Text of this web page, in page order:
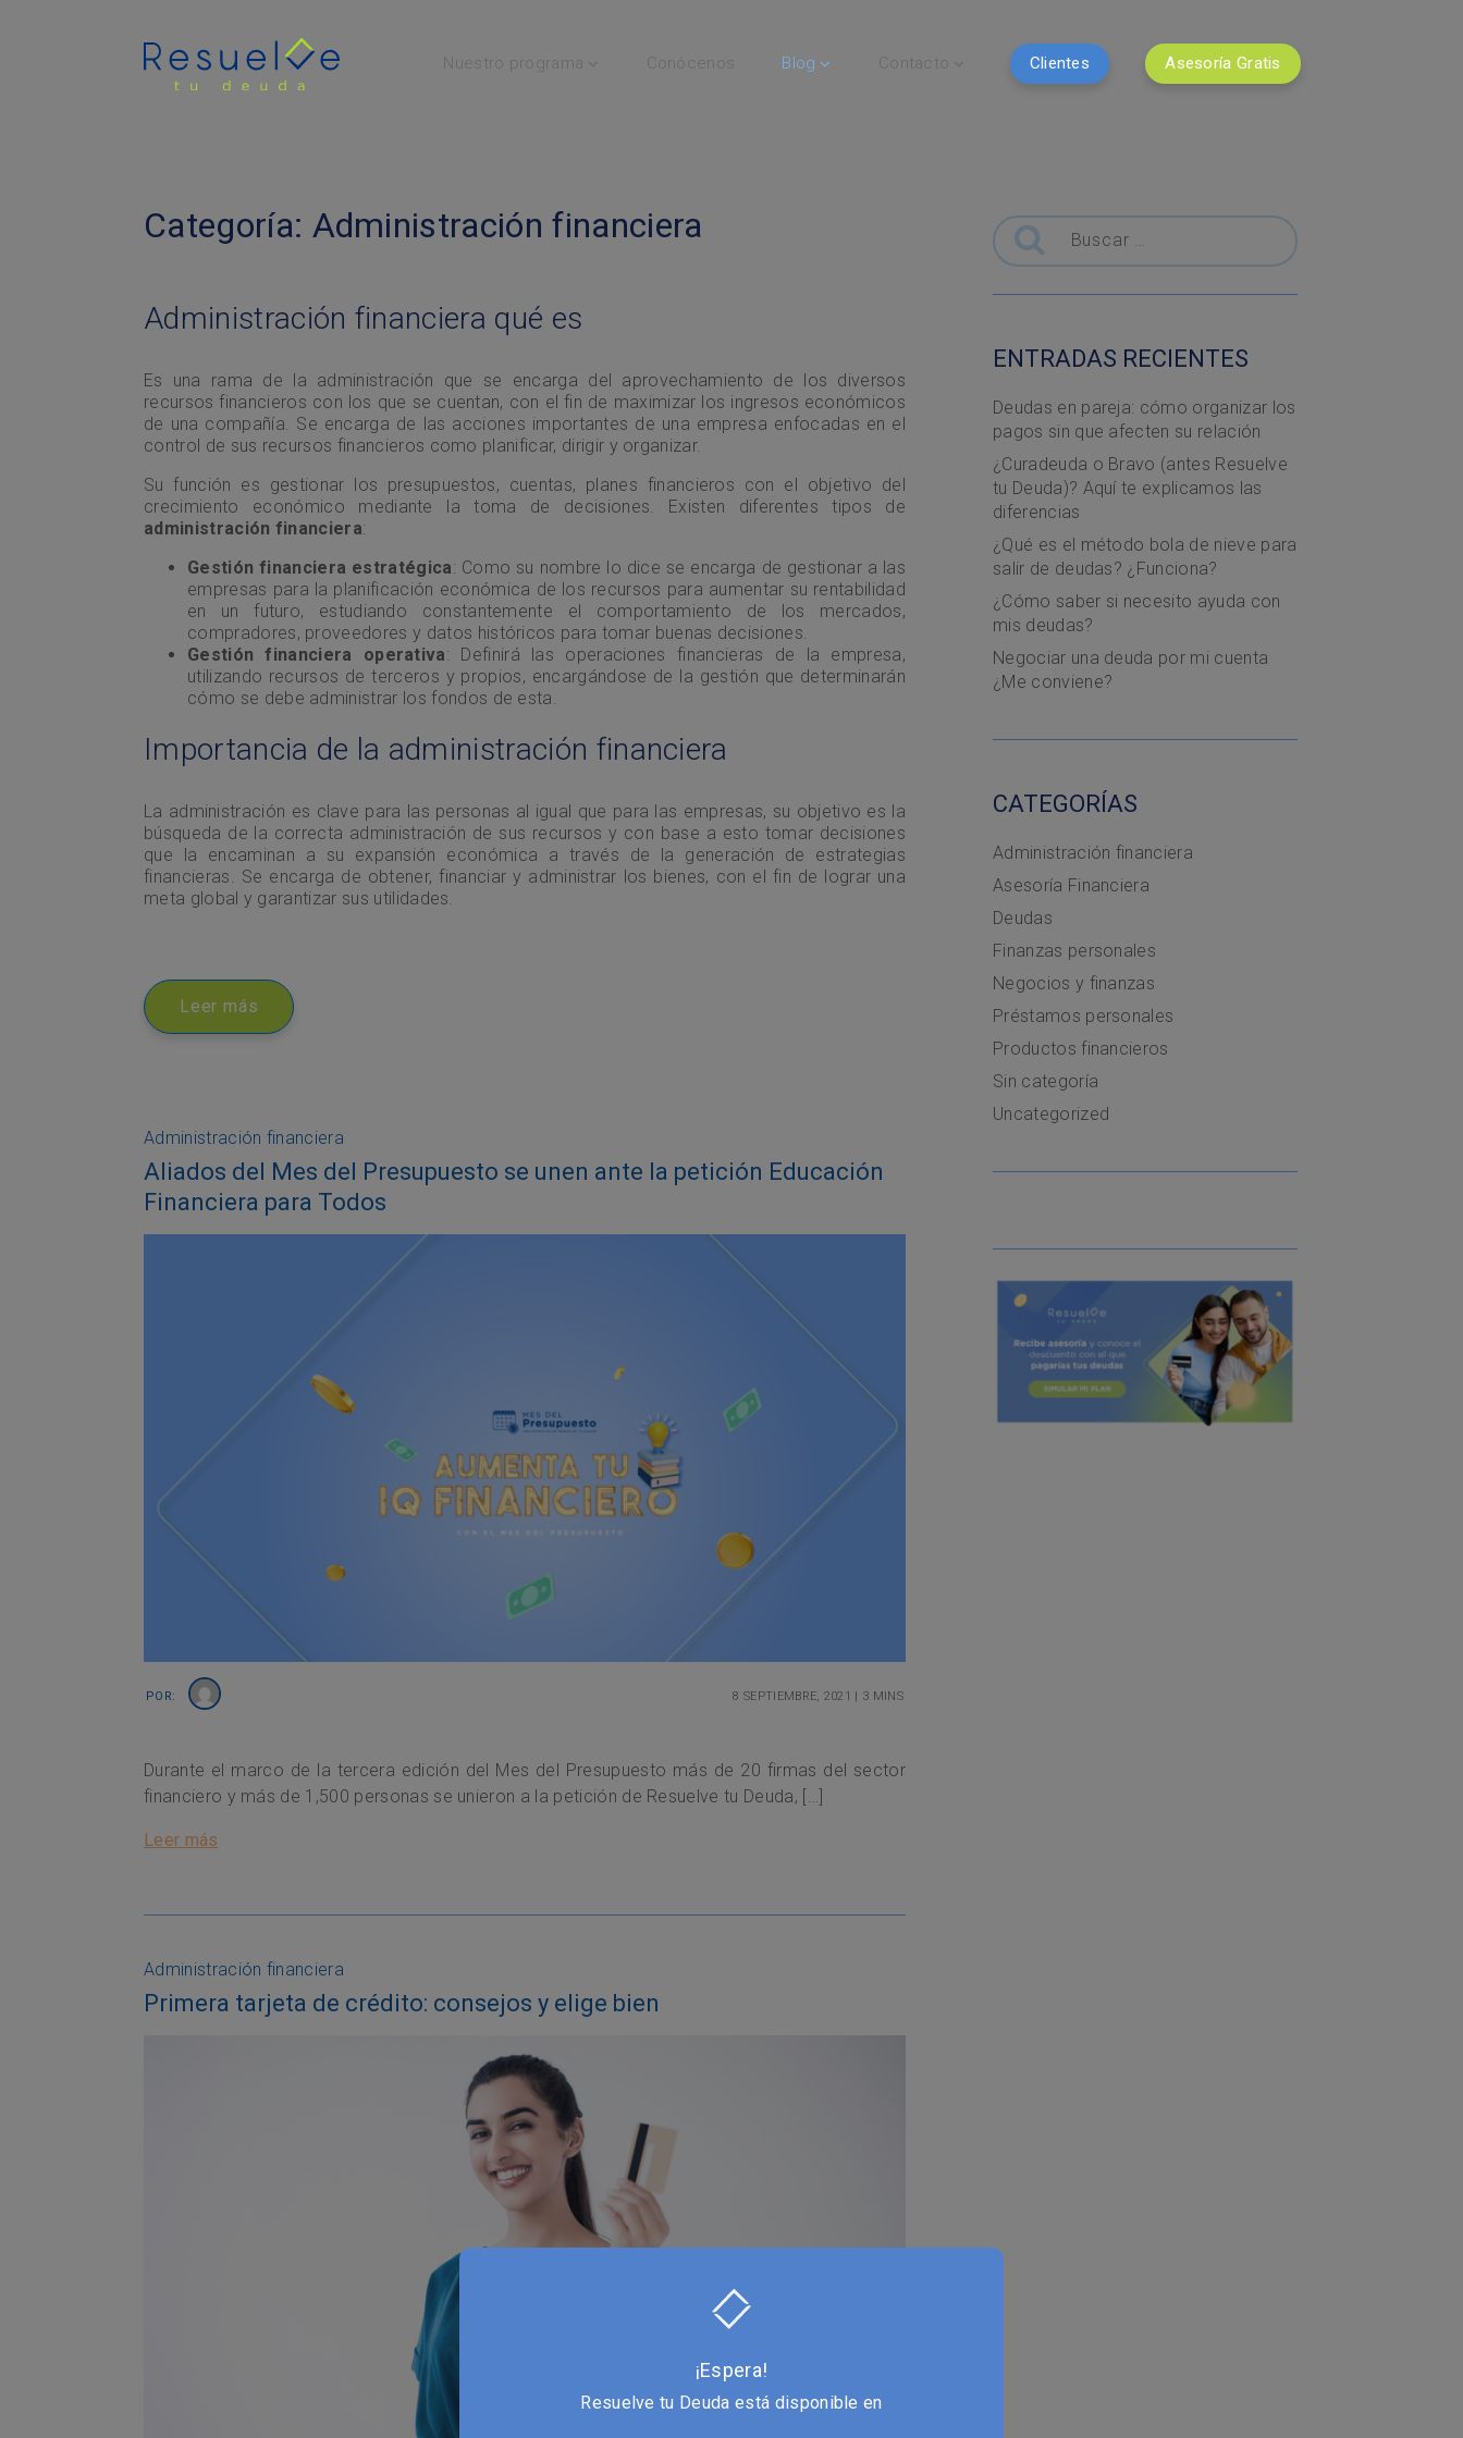
Menú Principal Nuestro programa Conócenos Blog Contacto Clientes Asesoría Gratis
Categoría: Administración financiera
Administración financiera qué es
Es una rama de la administración que se encarga del aprovechamiento de los diversos
recursos financieros con los que se cuentan, con el fin de maximizar los ingresos económicos
de una compañía. Se encarga de las acciones importantes de una empresa enfocadas en el
control de sus recursos financieros como planificar, dirigir y organizar.
Su función es gestionar los presupuestos, cuentas, planes financieros con el objetivo del
crecimiento económico mediante la toma de decisiones. Existen diferentes tipos de
administración financiera:
Gestión financiera estratégica: Como su nombre lo dice se encarga de gestionar a las
empresas para la planificación económica de los recursos para aumentar su rentabilidad
en un futuro, estudiando constantemente el comportamiento de los mercados,
compradores, proveedores y datos históricos para tomar buenas decisiones.
Gestión financiera operativa: Definirá las operaciones financieras de la empresa,
utilizando recursos de terceros y propios, encargándose de la gestión que determinarán
cómo se debe administrar los fondos de esta.
Importancia de la administración financiera
La administración es clave para las personas al igual que para las empresas, su objetivo es la
búsqueda de la correcta administración de sus recursos y con base a esto tomar decisiones
que la encaminan a su expansión económica a través de la generación de estrategias
financieras. Se encarga de obtener, financiar y administrar los bienes, con el fin de lograr una
meta global y garantizar sus utilidades.
Leer más
Administración financiera
Aliados del Mes del Presupuesto se unen ante la petición Educación
Financiera para Todos
Por: 8 septiembre, 2021 | 3 mins
Durante el marco de la tercera edición del Mes del Presupuesto más de 20 firmas del sector
financiero y más de 1,500 personas se unieron a la petición de Resuelve tu Deuda, […]
Leer más
Administración financiera
Primera tarjeta de crédito: consejos y elige bien
Buscar
ENTRADAS RECIENTES
Deudas en pareja: cómo organizar los
pagos sin que afecten su relación
¿Curadeuda o Bravo (antes Resuelve
tu Deuda)? Aquí te explicamos las
diferencias
¿Qué es el método bola de nieve para
salir de deudas? ¿Funciona?
¿Cómo saber si necesito ayuda con
mis deudas?
Negociar una deuda por mi cuenta
¿Me conviene?
CATEGORÍAS
Administración financiera
Asesoría Financiera
Deudas
Finanzas personales
Negocios y finanzas
Préstamos personales
Productos financieros
Sin categoría
Uncategorized
¡Espera!
Resuelve tu Deuda está disponible en